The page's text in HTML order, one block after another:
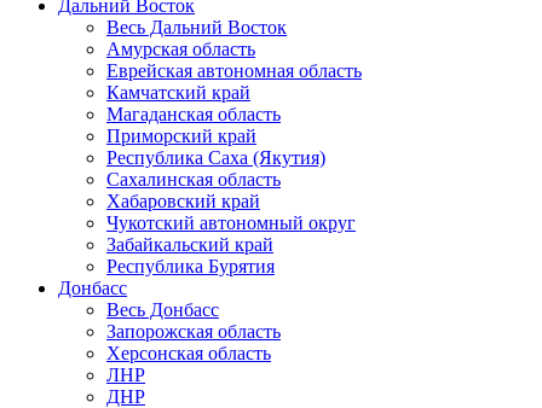
Дальний Восток
Весь Дальний Восток
Амурская область
Еврейская автономная область
Камчатский край
Магаданская область
Приморский край
Республика Саха (Якутия)
Сахалинская область
Хабаровский край
Чукотский автономный округ
Забайкальский край
Республика Бурятия
Донбасс
Весь Донбасс
Запорожская область
Херсонская область
ЛНР
ДНР